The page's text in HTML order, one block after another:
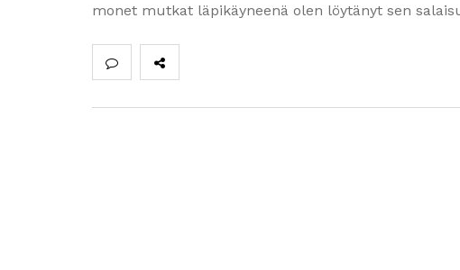
monet mutkat läpikäyneenä olen löytänyt sen